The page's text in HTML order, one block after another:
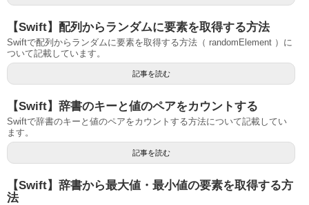
【Swift】配列からランダムに要素を取得する方法
Swiftで配列からランダムに要素を取得する方法（ randomElement ）に
ついて記載しています。
記事を読む
【Swift】辞書のキーと値のペアをカウントする
Swiftで辞書のキーと値のペアをカウントする方法について記載してい
ます。
記事を読む
【Swift】辞書から最大値・最小値の要素を取得する方
法